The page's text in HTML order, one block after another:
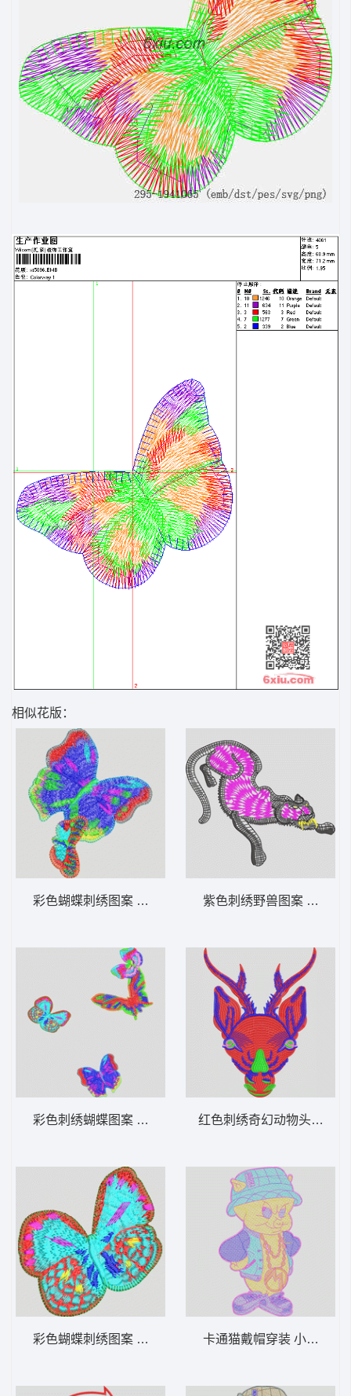
相似花版：
彩色蝴蝶刺绣图案 蝴蝶
彩色刺绣蝴蝶图案 蝴蝶
彩色蝴蝶刺绣图案 蝴蝶
紫色刺绣野兽图案 卡通豹
红色刺绣奇幻动物头像 梅
卡通猫戴帽穿装 小猪毛巾